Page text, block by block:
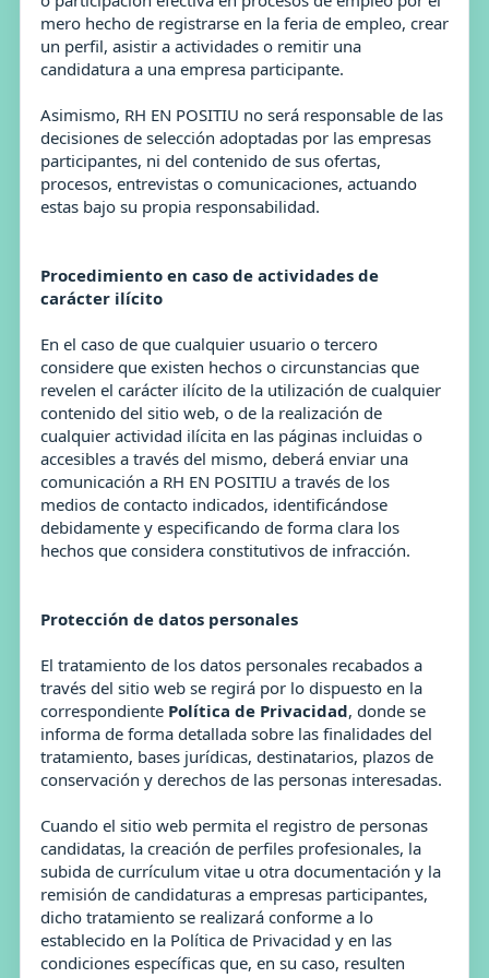
mero hecho de registrarse en la feria de empleo, crear
un perfil, asistir a actividades o remitir una
candidatura a una empresa participante.
Asimismo, RH EN POSITIU no será responsable de las
decisiones de selección adoptadas por las empresas
participantes, ni del contenido de sus ofertas,
procesos, entrevistas o comunicaciones, actuando
estas bajo su propia responsabilidad.
Procedimiento en caso de actividades de
carácter ilícito
En el caso de que cualquier usuario o tercero
considere que existen hechos o circunstancias que
revelen el carácter ilícito de la utilización de cualquier
contenido del sitio web, o de la realización de
cualquier actividad ilícita en las páginas incluidas o
accesibles a través del mismo, deberá enviar una
comunicación a RH EN POSITIU a través de los
medios de contacto indicados, identificándose
debidamente y especificando de forma clara los
hechos que considera constitutivos de infracción.
Protección de datos personales
El tratamiento de los datos personales recabados a
través del sitio web se regirá por lo dispuesto en la
correspondiente Política de Privacidad, donde se
informa de forma detallada sobre las finalidades del
tratamiento, bases jurídicas, destinatarios, plazos de
conservación y derechos de las personas interesadas.
Cuando el sitio web permita el registro de personas
candidatas, la creación de perfiles profesionales, la
subida de currículum vitae u otra documentación y la
remisión de candidaturas a empresas participantes,
dicho tratamiento se realizará conforme a lo
establecido en la Política de Privacidad y en las
condiciones específicas que, en su caso, resulten